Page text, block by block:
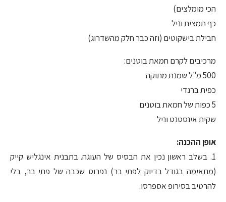
הכי מומלצים)
כף תמצית וניל
חבילת בישקוטים (וזה כבר חלק מהשדרוג)
מרכיבים לקרם חמאת בוטנים:
500 מ"ל שמנת מתוקה
כפית ברנדי
5 כפות של חמאת בוטנים
שקית אינסטנט וניל
אופן ההכנה:
1. בשלב ראשון נכין את הבסיס של העוגה. בתבנית אינגליש קייק
(מתאימה בגודל בדיוק לפתי בר) נפרוס שכבה של פתי בר, בלי
להרטיב בסירופ אספרסו.